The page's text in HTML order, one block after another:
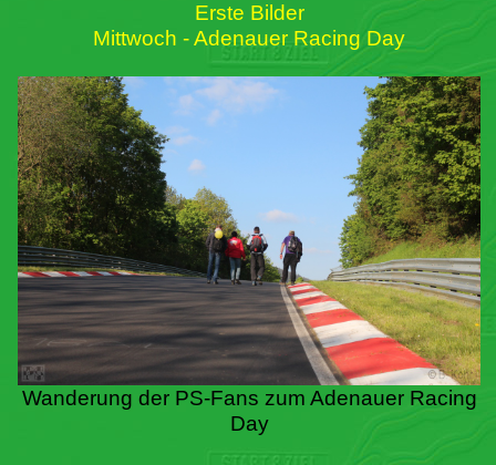
Erste Bilder
Mittwoch - Adenauer Racing Day
Wanderung der PS-Fans zum Adenauer Racing
Day